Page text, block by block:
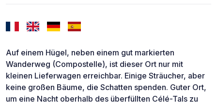
Auf einem Hügel, neben einem gut markierten
Wanderweg (Compostelle), ist dieser Ort nur mit
kleinen Lieferwagen erreichbar. Einige Sträucher, aber
keine großen Bäume, die Schatten spenden. Guter Ort,
um eine Nacht oberhalb des überfüllten Célé-Tals zu